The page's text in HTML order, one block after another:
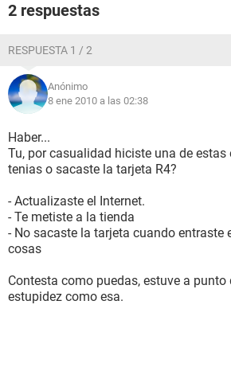
2 respuestas
RESPUESTA 1 / 2
Anónimo
8 ene 2010 a las 02:38
Haber...
Tu, por casualidad hiciste una de
tenias o sacaste la tarjeta R4?
- Actualizaste el Internet.
- Te metiste a la tienda
- No sacaste la tarjeta cuando entraste
cosas
Contesta como puedas, estuve a punto
estupidez como esa.